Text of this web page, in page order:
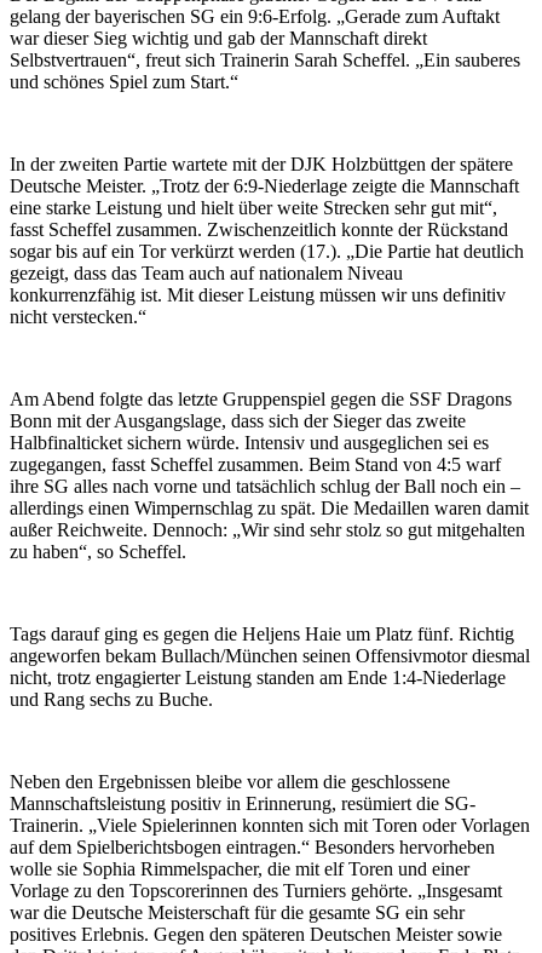
gelang der bayerischen SG ein 9:6-Erfolg. „Gerade zum Auftakt
war dieser Sieg wichtig und gab der Mannschaft direkt
Selbstvertrauen“, freut sich Trainerin Sarah Scheffel. „Ein sauberes
und schönes Spiel zum Start.“
In der zweiten Partie wartete mit der DJK Holzbüttgen der spätere
Deutsche Meister. „Trotz der 6:9-Niederlage zeigte die Mannschaft
eine starke Leistung und hielt über weite Strecken sehr gut mit“,
fasst Scheffel zusammen. Zwischenzeitlich konnte der Rückstand
sogar bis auf ein Tor verkürzt werden (17.). „Die Partie hat deutlich
gezeigt, dass das Team auch auf nationalem Niveau
konkurrenzfähig ist. Mit dieser Leistung müssen wir uns definitiv
nicht verstecken.“
Am Abend folgte das letzte Gruppenspiel gegen die SSF Dragons
Bonn mit der Ausgangslage, dass sich der Sieger das zweite
Halbfinalticket sichern würde. Intensiv und ausgeglichen sei es
zugegangen, fasst Scheffel zusammen. Beim Stand von 4:5 warf
ihre SG alles nach vorne und tatsächlich schlug der Ball noch ein –
allerdings einen Wimpernschlag zu spät. Die Medaillen waren damit
außer Reichweite. Dennoch: „Wir sind sehr stolz so gut mitgehalten
zu haben“, so Scheffel.
Tags darauf ging es gegen die Heljens Haie um Platz fünf. Richtig
angeworfen bekam Bullach/München seinen Offensivmotor diesmal
nicht, trotz engagierter Leistung standen am Ende 1:4-Niederlage
und Rang sechs zu Buche.
Neben den Ergebnissen bleibe vor allem die geschlossene
Mannschaftsleistung positiv in Erinnerung, resümiert die SG-
Trainerin. „Viele Spielerinnen konnten sich mit Toren oder Vorlagen
auf dem Spielberichtsbogen eintragen.“ Besonders hervorheben
wolle sie Sophia Rimmelspacher, die mit elf Toren und einer
Vorlage zu den Topscorerinnen des Turniers gehörte. „Insgesamt
war die Deutsche Meisterschaft für die gesamte SG ein sehr
positives Erlebnis. Gegen den späteren Deutschen Meister sowie